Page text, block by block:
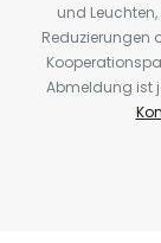
und
Reduzierungen
Abmeldung ist